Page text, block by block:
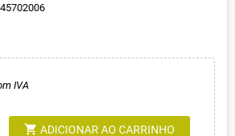
IVA
shopping_cart ADICIONAR AO CARRINHO